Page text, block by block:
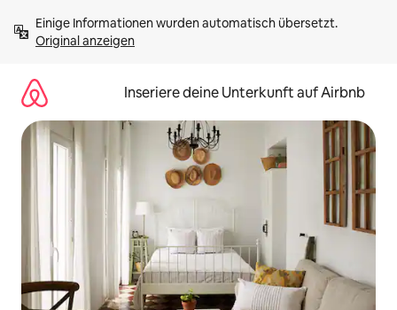
Inhalten
springenOriginal anzeigen
Inseriere deine Unterkunft auf Airbnb